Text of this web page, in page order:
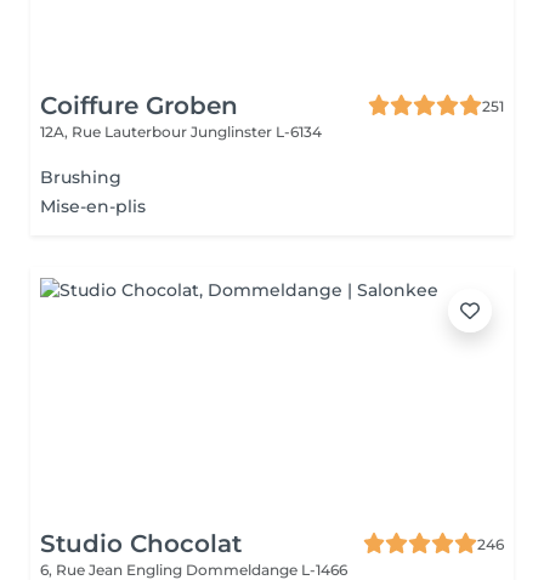
Coiffure Groben
251
12A, Rue Lauterbour Junglinster L-6134
Brushing
Mise-en-plis
Studio Chocolat
246
6, Rue Jean Engling Dommeldange L-1466